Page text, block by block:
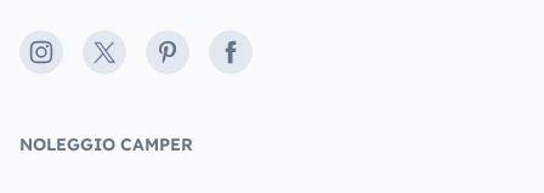
Instagram
X PinterestFacebook
NOLEGGIO CAMPER